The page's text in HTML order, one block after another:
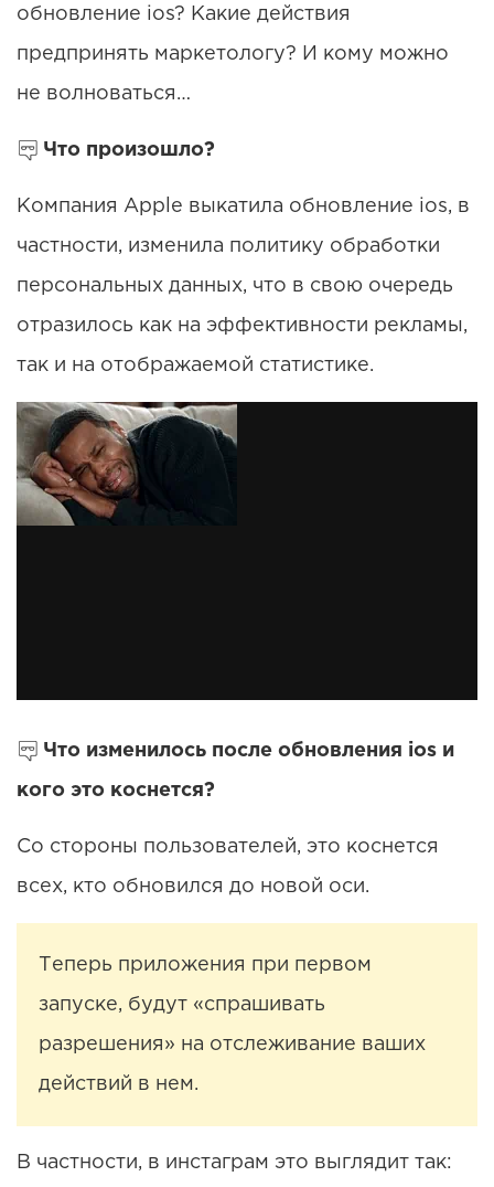
обновление ios? Какие действия
предпринять маркетологу? И кому можно
не волноваться…
Что произошло?
Компания Apple выкатила обновление ios, в
частности, изменила политику обработки
персональных данных, что в свою очередь
отразилось как на эффективности рекламы,
так и на отображаемой статистике.
Что изменилось после обновления ios и
кого это коснется?
Со стороны пользователей, это коснется
всех, кто обновился до новой оси.
Теперь приложения при первом
запуске, будут «спрашивать
разрешения» на отслеживание ваших
действий в нем.
В частности, в инстаграм это выглядит так: